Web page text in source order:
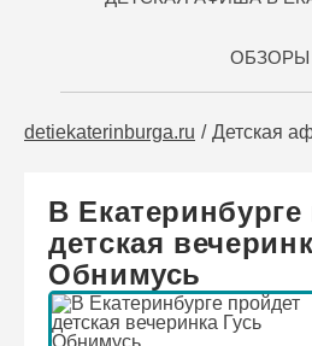
ОБЗОРЫ
detiekaterinburga.ru Детская
В
детская
Обнимусь